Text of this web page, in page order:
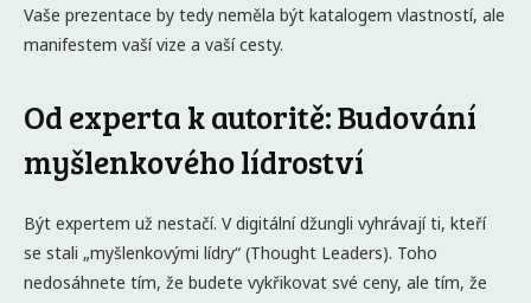
Vaše prezentace by tedy neměla být katalogem vlastností, ale
manifestem vaší vize a vaší cesty.
Od experta k autoritě: Budování
myšlenkového lídroství
Být expertem už nestačí. V digitální džungli vyhrávají ti, kteří
se stali „myšlenkovými lídry“ (Thought Leaders). Toho
nedosáhnete tím, že budete vykřikovat své ceny, ale tím, že